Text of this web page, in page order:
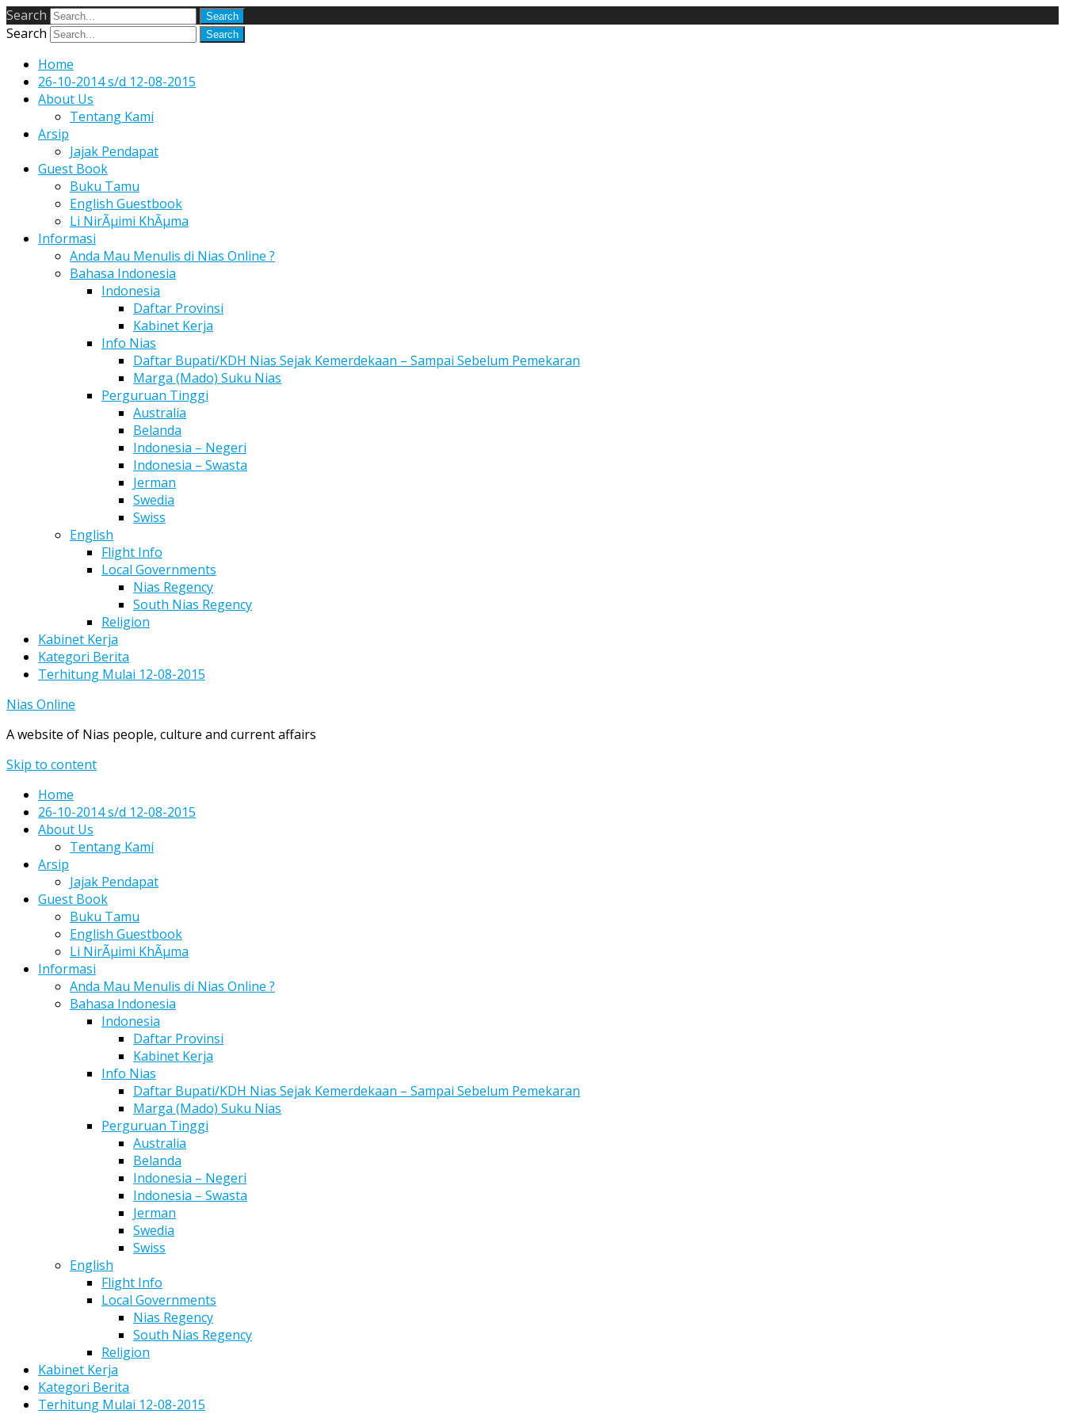
Search
Search
Home
26-10-2014 s/d 12-08-2015
About Us
Tentang Kami
Arsip
Jajak Pendapat
Guest Book
Buku Tamu
English Guestbook
Li NirÃµimi KhÃµma
Informasi
Anda Mau Menulis di Nias Online ?
Bahasa Indonesia
Indonesia
Daftar Provinsi
Kabinet Kerja
Info Nias
Daftar Bupati/KDH Nias Sejak Kemerdekaan – Sampai Sebelum Pemekaran
Marga (Mado) Suku Nias
Perguruan Tinggi
Australia
Belanda
Indonesia – Negeri
Indonesia – Swasta
Jerman
Swedia
Swiss
English
Flight Info
Local Governments
Nias Regency
South Nias Regency
Religion
Kabinet Kerja
Kategori Berita
Terhitung Mulai 12-08-2015
Nias Online
A website of Nias people, culture and current affairs
Skip to content
Home
26-10-2014 s/d 12-08-2015
About Us
Tentang Kami
Arsip
Jajak Pendapat
Guest Book
Buku Tamu
English Guestbook
Li NirÃµimi KhÃµma
Informasi
Anda Mau Menulis di Nias Online ?
Bahasa Indonesia
Indonesia
Daftar Provinsi
Kabinet Kerja
Info Nias
Daftar Bupati/KDH Nias Sejak Kemerdekaan – Sampai Sebelum Pemekaran
Marga (Mado) Suku Nias
Perguruan Tinggi
Australia
Belanda
Indonesia – Negeri
Indonesia – Swasta
Jerman
Swedia
Swiss
English
Flight Info
Local Governments
Nias Regency
South Nias Regency
Religion
Kabinet Kerja
Kategori Berita
Terhitung Mulai 12-08-2015